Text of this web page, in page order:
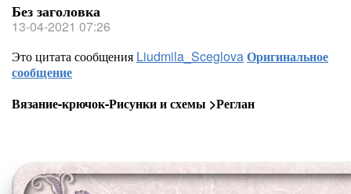
Без заголовка
13-04-2021 07:26
Это цитата сообщения Liudmila_SceglovaОригинальное
сообщение
Вязание-крючок-Рисунки и схемы >Реглан